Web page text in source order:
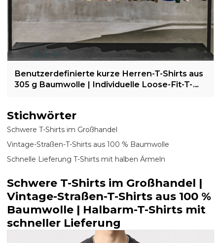
Benutzerdefinierte kurze Herren-T-Shirts aus
305 g Baumwolle | Individuelle Loose-Fit-T-
Stichwörter
Schwere T-Shirts im Großhandel
Vintage-Straßen-T-Shirts aus 100 % Baumwolle
Schnelle Lieferung T-Shirts mit halben Ärmeln
Schwere T-Shirts im Großhandel |
Vintage-Straßen-T-Shirts aus 100 %
Baumwolle | Halbarm-T-Shirts mit
schneller Lieferung